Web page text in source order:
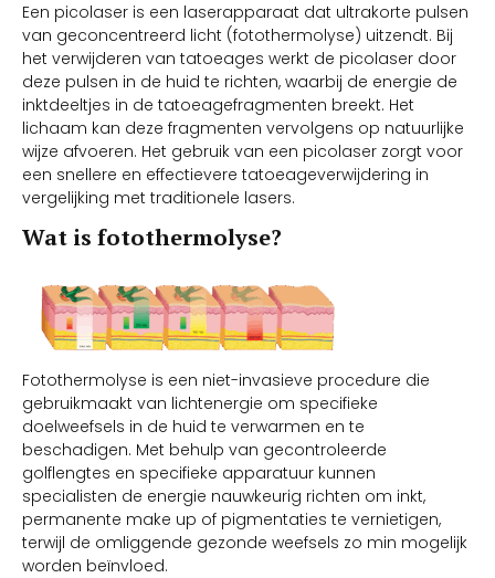
Een picolaser is een laserapparaat dat ultrakorte pulsen
van geconcentreerd licht (fotothermolyse) uitzendt. Bij
het verwijderen van tatoeages werkt de picolaser door
deze pulsen in de huid te richten, waarbij de energie de
inktdeeltjes in de tatoeagefragmenten breekt. Het
lichaam kan deze fragmenten vervolgens op natuurlijke
wijze afvoeren. Het gebruik van een picolaser zorgt voor
een snellere en effectievere tatoeageverwijdering in
vergelijking met traditionele lasers.
Wat is fotothermolyse?
Fotothermolyse is een niet-invasieve procedure die
gebruikmaakt van lichtenergie om specifieke
doelweefsels in de huid te verwarmen en te
beschadigen. Met behulp van gecontroleerde
golflengtes en specifieke apparatuur kunnen
specialisten de energie nauwkeurig richten om inkt,
permanente make up of pigmentaties te vernietigen,
terwijl de omliggende gezonde weefsels zo min mogelijk
worden beïnvloed.